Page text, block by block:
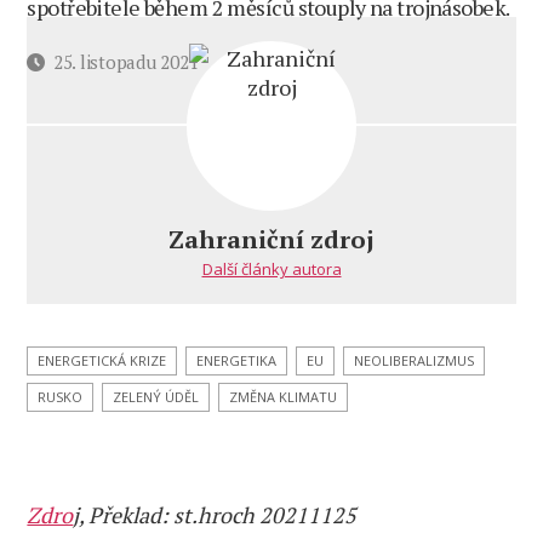
spotřebitele během 2 měsíců stouply na trojnásobek.
Datum25. listopadu 2021
Zahraniční zdroj
Další články autora
ENERGETICKÁ KRIZE ENERGETIKA EU
NEOLIBERALIZMUS
RUSKO
ZELENÝ ÚDĚL ZMĚNA KLIMATU
Zdroj,Překlad: st.hroch 20211125